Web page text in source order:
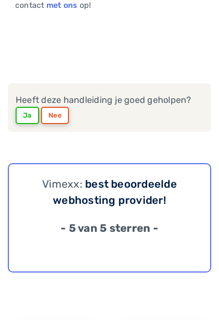
contact met ons op!
Heeft deze handleiding je goed geholpen?
Ja Nee
Vimexx: best beoordeelde
webhosting provider!
- 5 van 5 sterren -